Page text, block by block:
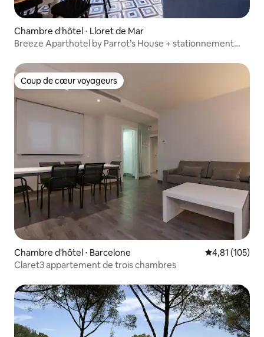
Chambre d'hôtel ⋅ Lloret de Mar
Breeze Aparthotel by Parrot’s House + stationnement
Coup de cœur voyageurs
Coup de cœur voyageurs
Chambre d'hôtel ⋅ Barcelone Évaluation
4,81 (105)
Claret3 appartement de trois chambres